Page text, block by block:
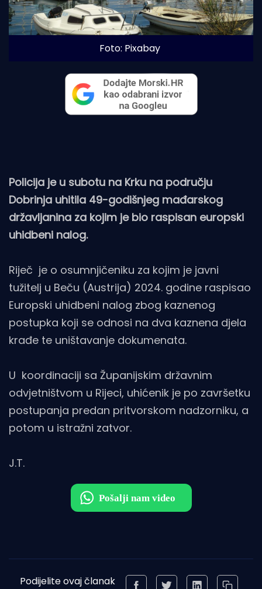
Foto: Pixabay
Policija je u subotu na Krku na području
Dobrinja uhitila 49-godišnjeg mađarskog
državljanina za kojim je bio raspisan europski
uhidbeni nalog.
Riječ je o osumnjičeniku za kojim je javni
tužitelj u Beču (Austrija) 2024. godine raspisao
Europski uhidbeni nalog zbog kaznenog
postupka koji se odnosi na dva kaznena djela
krađe te uništavanje dokumenata.
U koordinaciji sa Županijskim državnim
odvjetništvom u Rijeci, uhićenik je po završetku
postupanja predan pritvorskom nadzorniku, a
potom u istražni zatvor.
J.T.
Podijelite ovaj članak